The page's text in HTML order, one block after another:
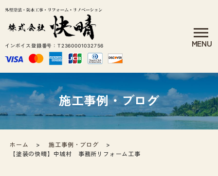
インボイス登録番号：T2360001032756
施工事例・ブログ
ホーム
施工事例・ブログ
【塗装の快晴】中城村 事務所リフォーム工事